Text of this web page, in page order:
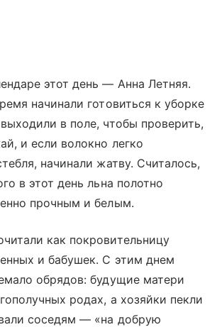
этот день — Анна Летняя.
начинали готовиться к уборке
в поле, чтобы проверить,
и если волокно легко
начинали жатву. Считалось,
в этот день льна полотно
прочным и белым.
как покровительницу
и бабушек. С этим днем
обрядов: будущие матери
родах, а хозяйки пекли
соседям — «на добрую